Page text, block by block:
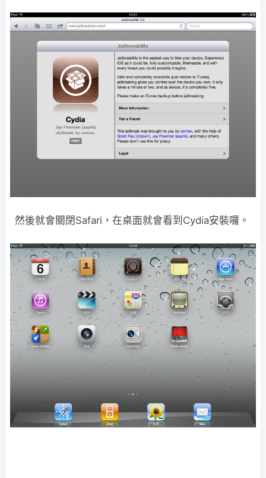
然後就會關閉Safari，在桌面就會看到Cydia安裝囉。